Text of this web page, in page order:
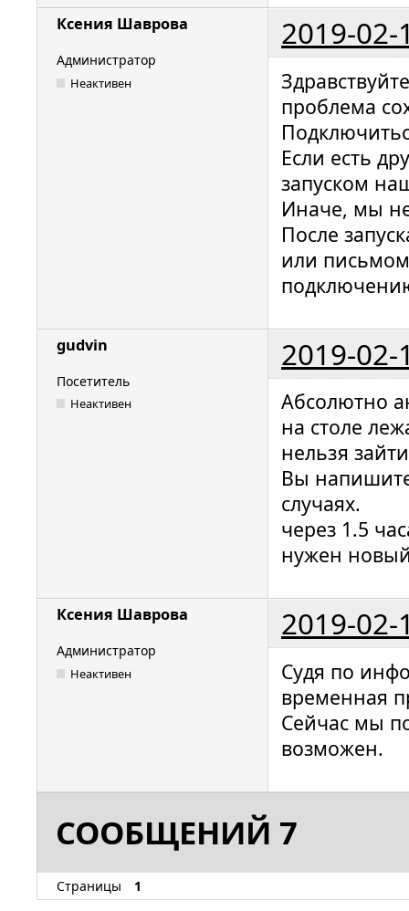
Ксения Шаврова 2019-02-
Администратор
Неактивен
проблема
Если есть
запуском
Иначе, мы
После
или
gudvin 2019-02-
Посетитель
Неактивен
Абсолютно
на столе
нельзя
Вы
случаях.
через 1.5
нужен
Ксения Шаврова 2019-02-
Администратор
Неактивен
Судя по
временная
Сейчас мы
возможен.
СООБЩЕНИЙ 7
Страницы 1